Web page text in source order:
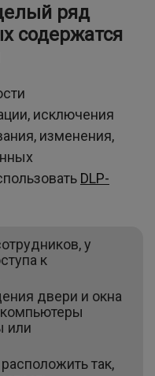
ряд
содержатся
исключения
изменения,
DLP-
у
к
двери и окна
или
так,